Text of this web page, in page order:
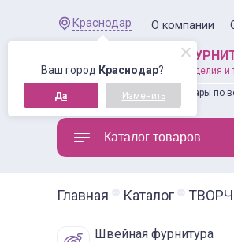
Ваш город Краснодар?
Да Изменить
Краснодар О компании
ШВЕЙНАЯ
товары для рукоделия и
Доставляем товары по
Каталог товаров
Главная Каталог
швейная фурнитура